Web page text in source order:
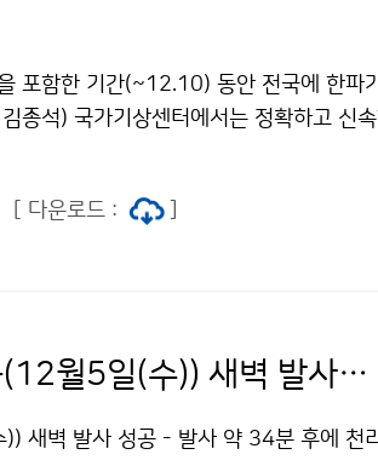
포함한 기간(~12.10) 동안 전국에 한파
종석) 국가기상센터에서는 정확하고 신
[ 다운로드 :
천리안위성 2A호, 오늘(12월5일(수)) 새벽 발사 성공
새벽 발사 성공 - 발사 약 34분 후에 천